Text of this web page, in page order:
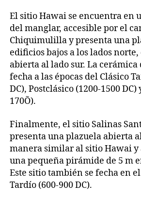
El sitio Hawai se encuentra en
del manglar, accesible por el
Chiquimulilla y presenta una
edificios bajos a los lados norte,
abierta al lado sur. La cerámica
fecha a las épocas del Clásico
DC), Postclásico (1200-1500
170Õ).
Finalmente, el sitio Salinas
presenta una plazuela abierta
manera similar al sitio Hawai y
una pequeña pirámide de 5 m
Este sitio también se fecha en
Tardío (600-900 DC).